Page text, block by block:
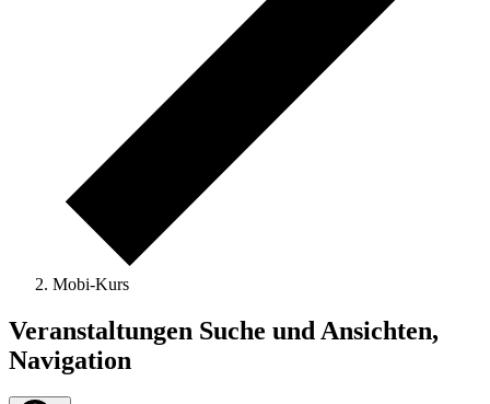
Mobi-Kurs
Veranstaltungen
Veranstaltungen Suche und Ansichten,
Navigation